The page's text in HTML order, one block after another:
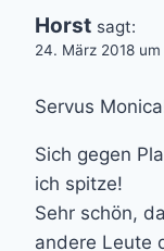
Horst sagt:
24. März 2018
Servus
Sich gegen
ich spitze!
Sehr schön,
andere Leute